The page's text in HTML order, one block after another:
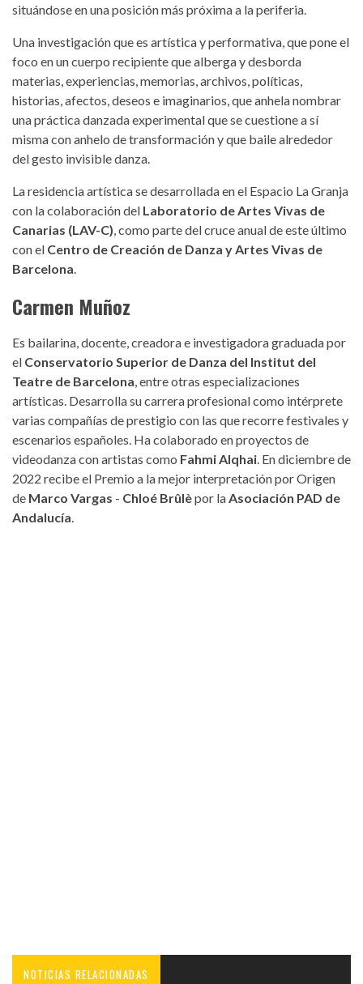
situándose en una posición más próxima a la periferia.
Una investigación que es artística y performativa, que pone el
foco en un cuerpo recipiente que alberga y desborda
materias, experiencias, memorias, archivos, políticas,
historias, afectos, deseos e imaginarios, que anhela nombrar
una práctica danzada experimental que se cuestione a sí
misma con anhelo de transformación y que baile alrededor
del gesto invisible danza.
La residencia artística se desarrollada en el Espacio La Granja
con la colaboración del Laboratorio de Artes Vivas de
Canarias (LAV-C), como parte del cruce anual de este último
con el Centro de Creación de Danza y Artes Vivas de
Barcelona.
Carmen Muñoz
Es bailarina, docente, creadora e investigadora graduada por
el Conservatorio Superior de Danza del Institut del
Teatre de Barcelona, entre otras especializaciones
artísticas. Desarrolla su carrera profesional como intérprete
varias compañías de prestigio con las que recorre festivales y
escenarios españoles. Ha colaborado en proyectos de
videodanza con artistas como Fahmi Alqhai. En diciembre de
2022 recibe el Premio a la mejor interpretación por Origen
de Marco Vargas - Chloé Brûlèpor laAsociación PAD de
Andalucía.
NOTICIAS RELACIONADAS